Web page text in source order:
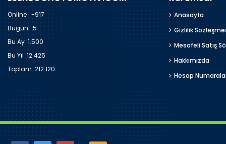
Online : -917
Bugün :5
Bu Ay :1.500
Bu Yıl :12.425
Toplam :212.120
Anasayfa
Gizlilik
Mesafeli Satış
Hakkımızda
Hesap